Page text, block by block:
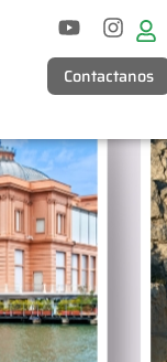
Contactanos